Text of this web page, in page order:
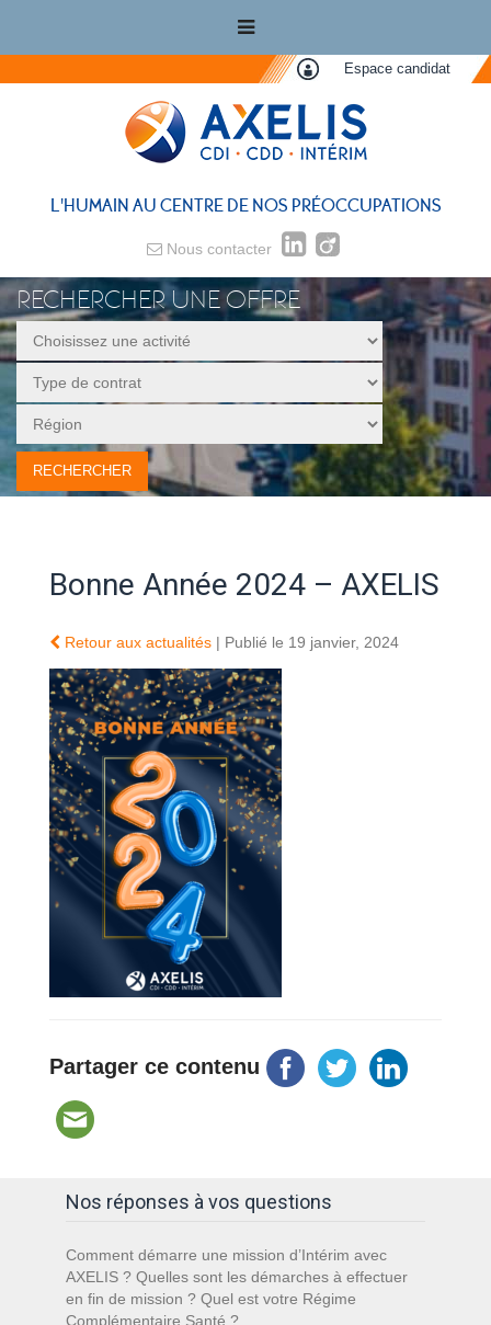
Espace candidat
L'HUMAIN AU CENTRE DE NOS PRÉOCCUPATIONS
Nous contacter
RECHERCHER UNE OFFRE
Bonne Année 2024 – AXELIS
Retour aux actualités | Publié le 19 janvier, 2024
Partager ce contenu
Nos réponses à vos questions
Comment démarre une mission d’Intérim avec
AXELIS ? Quelles sont les démarches à effectuer
en fin de mission ? Quel est votre Régime
Complémentaire Santé ?